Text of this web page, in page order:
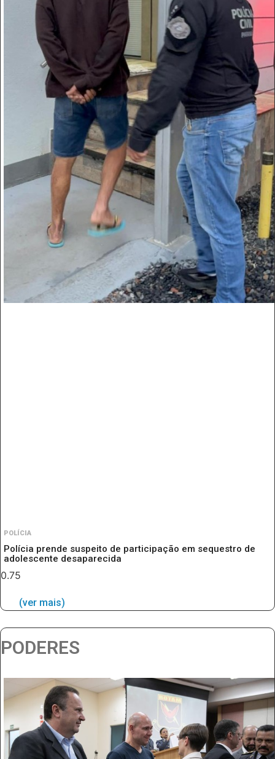
POLÍCIA
Polícia prende suspeito de participação em sequestro de
adolescente desaparecida
(ver mais)
PODERES